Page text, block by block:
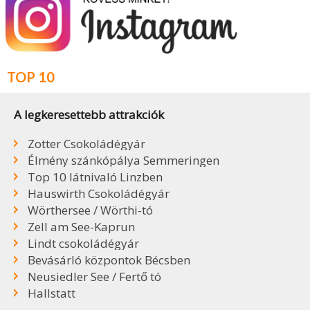
TOP 10
A legkeresettebb attrakciók
Zotter Csokoládégyár
Élmény szánkópálya Semmeringen
Top 10 látnivaló Linzben
Hauswirth Csokoládégyár
Wörthersee / Wörthi-tó
Zell am See-Kaprun
Lindt csokoládégyár
Bevásárló központok Bécsben
Neusiedler See / Fertő tó
Hallstatt